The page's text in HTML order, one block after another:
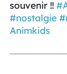
souvenir !!
#nostalgie
Animkids